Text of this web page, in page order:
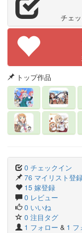
チェ
トップ作品
0 チェックイン
76 マイリスト登
15 嫁登録
0 レビュー
0 いいね
0 注目タグ
1 フォロー & 1 フ